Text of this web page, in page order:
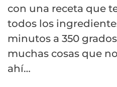
con una receta que
todos los
minutos a 350
muchas cosas que
ahí…